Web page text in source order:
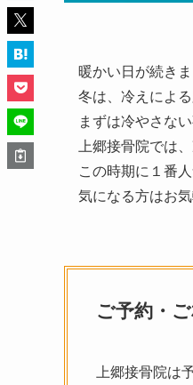
暖かい日が続き
冬は、冷えによ
まずは冷やさな
上郷接骨院では
この時期に１番
気になる方はお
ご予約・
上郷接骨院は